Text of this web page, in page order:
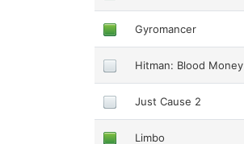
Gyromancer
Hitman: Blood Money
Just Cause 2
Limbo